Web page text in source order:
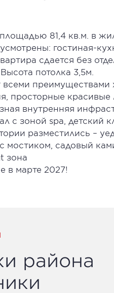
81,4 кв.м. в
гостиная-
сдается без
потолка 3,5м.
преимуществами
просторные
внутренняя
с зоной spa, детский
разместились –
мостиком, садовый
зона
в марте 2027!
района